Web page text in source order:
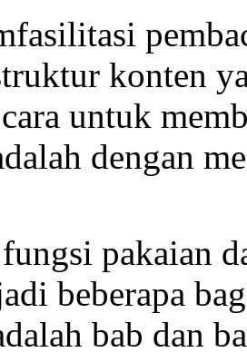
konten
untuk
dengan
pakaian
beberapa
bab dan